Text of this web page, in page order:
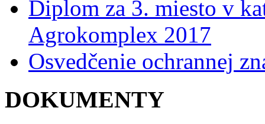
Diplom za 3. miesto v
Agrokomplex 2017
Osvedčenie ochrannej
DOKUMENTY